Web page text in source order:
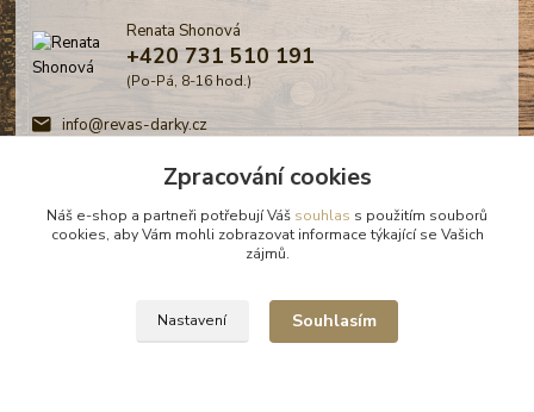
Renata Shonová
+420 731 510 191
(Po-Pá, 8-16 hod.)
info@revas-darky.cz
Bořanovice, 2026
Zpracování cookies
Náš e-shop a partneři potřebují Váš souhlas s použitím souborů
cookies, aby Vám mohli zobrazovat informace týkající se Vašich
zájmů.
Nastavení Souhlasím